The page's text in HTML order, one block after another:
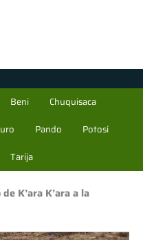
Beni
Chuquisaca
Pando
Potosí
Tarija
K’ara K’ara a la